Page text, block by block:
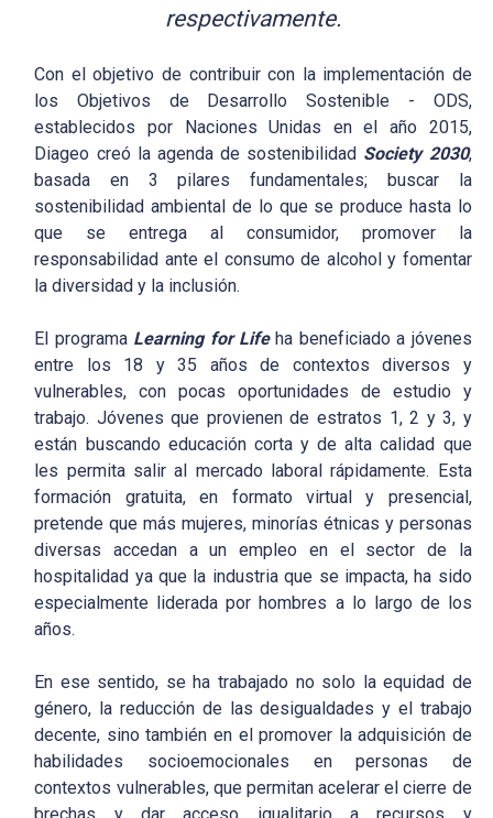
respectivamente.
Con el objetivo de contribuir con la implementación de
los Objetivos de Desarrollo Sostenible - ODS,
establecidos por Naciones Unidas en el año 2015,
Diageo creó la agenda de sostenibilidad Society 2030,
basada en 3 pilares fundamentales; buscar la
sostenibilidad ambiental de lo que se produce hasta lo
que se entrega al consumidor, promover la
responsabilidad ante el consumo de alcohol y fomentar
la diversidad y la inclusión.
El programaLearning for Lifeha beneficiado a jóvenes
entre los 18 y 35 años de contextos diversos y
vulnerables, con pocas oportunidades de estudio y
trabajo. Jóvenes que provienen de estratos 1, 2 y 3, y
están buscando educación corta y de alta calidad que
les permita salir al mercado laboral rápidamente. Esta
formación gratuita, en formato virtual y presencial,
pretende que más mujeres, minorías étnicas y personas
diversas accedan a un empleo en el sector de la
hospitalidad ya que la industria que se impacta, ha sido
especialmente liderada por hombres a lo largo de los
años.
En ese sentido, se ha trabajado no solo la equidad de
género, la reducción de las desigualdades y el trabajo
decente, sino también en el promover la adquisición de
habilidades socioemocionales en personas de
contextos vulnerables, que permitan acelerar el cierre de
brechas y dar acceso igualitario a recursos y